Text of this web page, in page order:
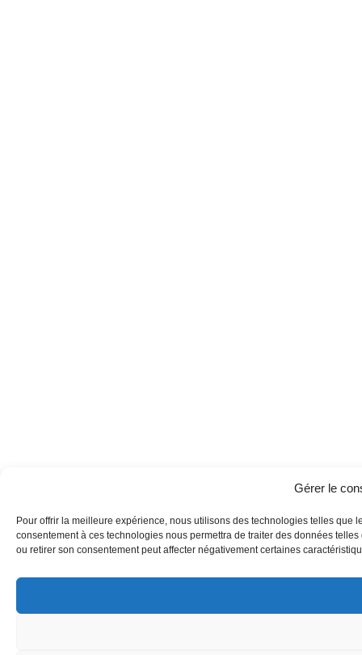
Gérer le
Pour offrir la meilleure expérience, nous utilisons des technologies telles
consentement à ces technologies nous permettra de traiter des données
ou retirer son consentement peut affecter négativement certaines